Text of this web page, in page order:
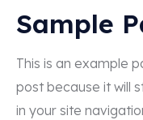
Sample
This is an example
post because it will
in your site